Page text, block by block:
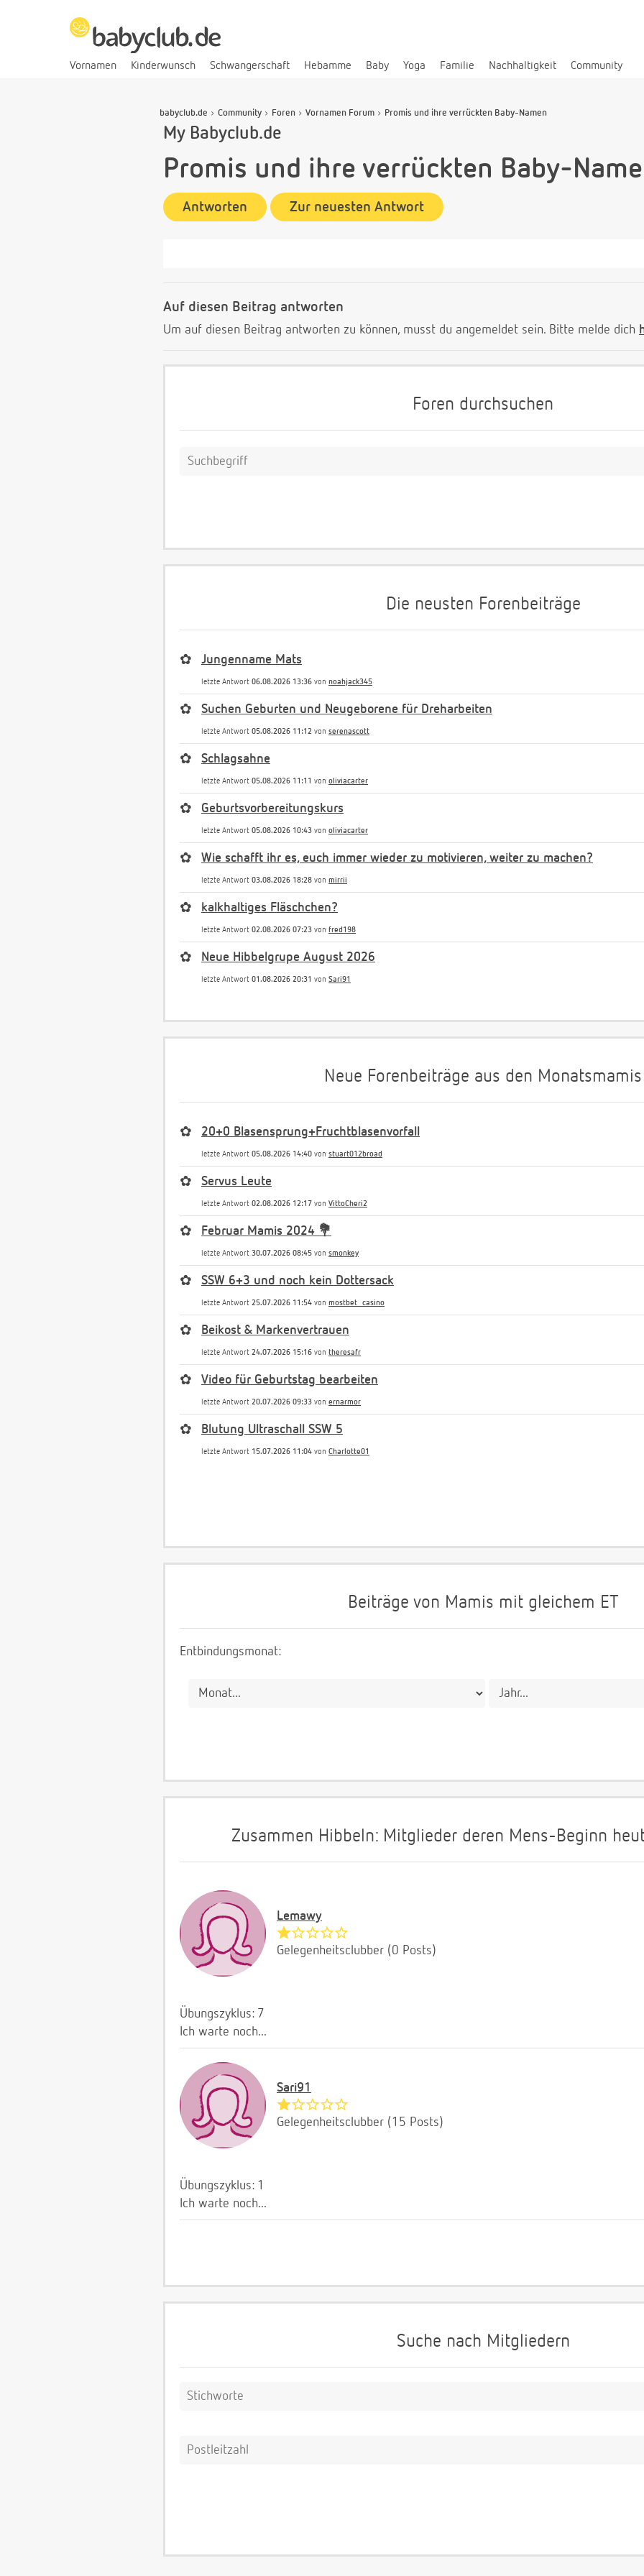
Vornamen Kinderwunsch Schwangerschaft Hebamme Baby Yoga Familie Nachhaltigkeit Community
babyclub.de Community Foren Vornamen Forum Promis und ihre verrückten Baby-Namen
My Babyclub.de
Promis und ihre verrückten Baby-
Antworten Zur neuesten Antwort
Auf diesen Beitrag antworten
Um auf diesen Beitrag antworten zu können, musst du angemeldet sein. Bitte melde dich
Foren durchsuchen
Die neusten Forenbeiträge
✿ Jungenname Mats
letzte Antwort 06.08.2026 13:36 von noahjack345
✿ Suchen Geburten und Neugeborene für Dreharbeiten
letzte Antwort 05.08.2026 11:12 von serenascott
✿ Schlagsahne
letzte Antwort 05.08.2026 11:11 von oliviacarter
✿ Geburtsvorbereitungskurs
letzte Antwort 05.08.2026 10:43 von oliviacarter
✿ Wie schafft ihr es, euch immer wieder zu motivieren, weiter zu machen?
letzte Antwort 03.08.2026 18:28 von mirrii
✿ kalkhaltiges Fläschchen?
letzte Antwort 02.08.2026 07:23 von fred198
✿ Neue Hibbelgrupe August 2026
letzte Antwort 01.08.2026 20:31 von Sari91
Neue Forenbeiträge aus den Monatsmamis
✿ 20+0 Blasensprung+Fruchtblasenvorfall
letzte Antwort 05.08.2026 14:40 von stuart012broad
✿ Servus Leute
letzte Antwort 02.08.2026 12:17 von VittoCheri2
✿ Februar Mamis 2024 💐
letzte Antwort 30.07.2026 08:45 von smonkey
✿ SSW 6+3 und noch kein Dottersack
letzte Antwort 25.07.2026 11:54 von mostbet_casino
✿ Beikost & Markenvertrauen
letzte Antwort 24.07.2026 15:16 von theresafr
✿ Video für Geburtstag bearbeiten
letzte Antwort 20.07.2026 09:33 von ernarmor
✿ Blutung Ultraschall SSW 5
letzte Antwort 15.07.2026 11:04 von Charlotte01
Beiträge von Mamis mit gleichem ET
Entbindungsmonat:
Zusammen Hibbeln: Mitglieder deren Mens-Beginn
Lemawy
Gelegenheitsclubber (0 Posts)
Übungszyklus: 7
Ich warte noch...
Sari91
Gelegenheitsclubber (15 Posts)
Übungszyklus: 1
Ich warte noch...
Suche nach Mitgliedern